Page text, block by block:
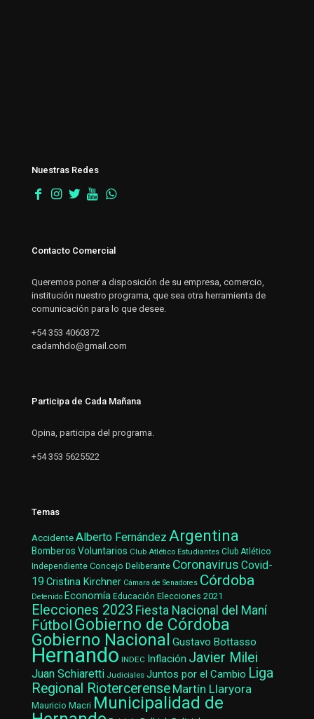
Nuestras Redes
Contacto Comercial
Queremos poner a disposición de su empresa, comercio,
institución nuestro programa, que sea otra herramienta de
comunicación para lo que desee.
+54 353 4060372
cadamhdo@gmail.com
Participa de Cada Mañana
Opina, participa del programa.
+54 353 5625522
Temas
AccidenteAlberto Fernández Argentina
Bomberos Voluntarios Club Atlético Estudiantes Club Atlético
Independiente Concejo Deliberante Coronavirus Covid-
19 Cristina Kirchner Cámara de Senadores Córdoba
Detenido Economía Educación Elecciones 2021
Elecciones 2023 Fiesta Nacional del Maní
Fútbol Gobierno de Córdoba
Gobierno Nacional Gustavo Bottasso
Hernando INDEC Inflación Javier Milei
Juan Schiaretti Judiciales Juntos por el Cambio Liga
Regional Riotercerense Martín Llaryora
Mauricio Macri Municipalidad de